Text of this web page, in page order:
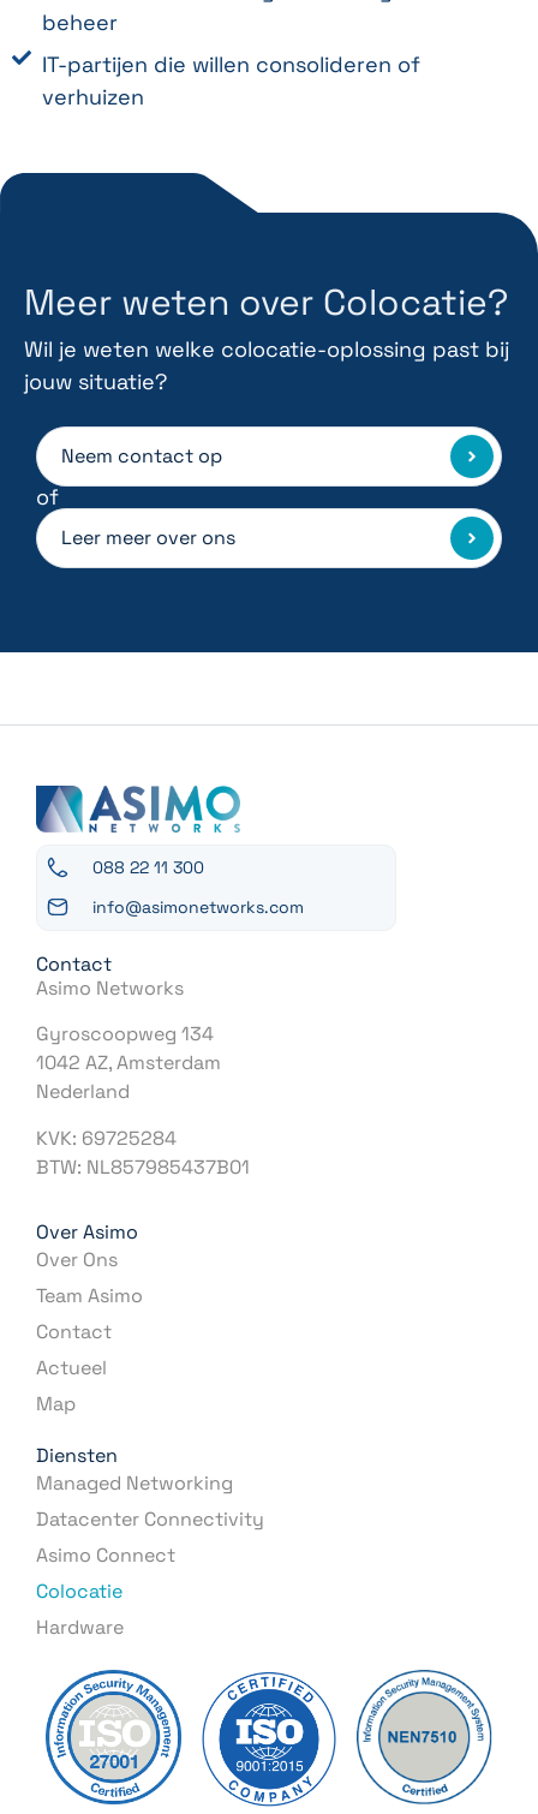
beheer
IT-partijen die willen consolideren of
verhuizen
Meer weten over Colocatie?
Wil je weten welke colocatie-oplossing past bij
jouw situatie?
Neem contact op
of
Leer meer over ons
088 22 11 300
info@asimonetworks.com
Contact
Asimo Networks
Gyroscoopweg 134
1042 AZ, Amsterdam
Nederland
KVK: 69725284
BTW: NL857985437B01
Over Asimo
Over Ons
Team Asimo
Contact
Actueel
Map
Diensten
Managed Networking
Datacenter Connectivity
Asimo Connect
Colocatie
Hardware